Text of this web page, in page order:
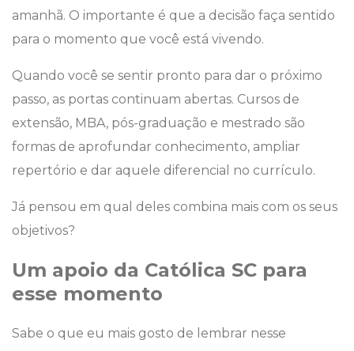
amanhã. O importante é que a decisão faça sentido
para o momento que você está vivendo.
Quando você se sentir pronto para dar o próximo
passo, as portas continuam abertas. Cursos de
extensão, MBA, pós-graduação e mestrado são
formas de aprofundar conhecimento, ampliar
repertório e dar aquele diferencial no currículo.
Já pensou em qual deles combina mais com os seus
objetivos?
Um apoio da Católica SC para
esse momento
Sabe o que eu mais gosto de lembrar nesse